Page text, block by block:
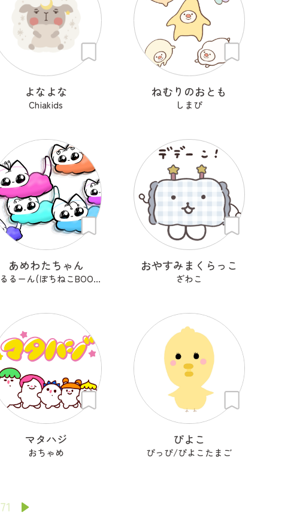
よなよな
Chiakids
ねむりのおとも
しまぴ
あめわたちゃん
はるるーん(ぽちねこBOOKS)
おやすみまくらっこ
ざわこ
マタハジ
おちゃめ
ぴよこ
ぴっぴ/ぴよこたまご
71